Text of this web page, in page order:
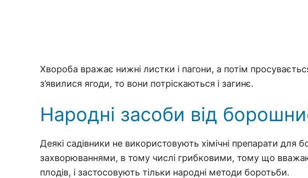
Хвороба вражає нижні листки і пагони, а потім
з’явилися ягоди, то вони потріскаються і загинє.
Народні засоби від
Деякі садівники не використовують хімічні препарати для
захворюваннями, в тому числі грибковими, тому що
плодів, і застосовують тільки народні методи боротьби.